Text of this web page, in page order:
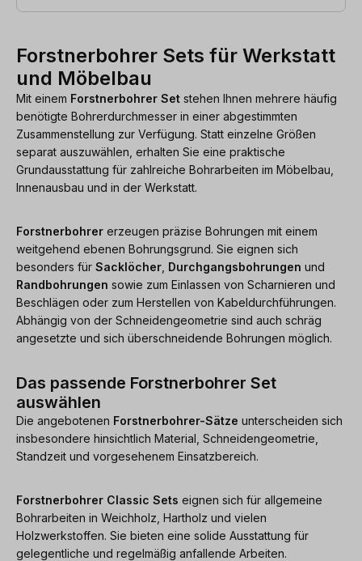
Forstnerbohrer Sets für Werkstatt
und Möbelbau
Mit einem Forstnerbohrer Set stehen Ihnen mehrere häufig
benötigte Bohrerdurchmesser in einer abgestimmten
Zusammenstellung zur Verfügung. Statt einzelne Größen
separat auszuwählen, erhalten Sie eine praktische
Grundausstattung für zahlreiche Bohrarbeiten im Möbelbau,
Innenausbau und in der Werkstatt.
Forstnerbohrer erzeugen präzise Bohrungen mit einem
weitgehend ebenen Bohrungsgrund. Sie eignen sich
besonders für Sacklöcher Durchgangsbohrungen und
Randbohrungen sowie zum Einlassen von Scharnieren und
Beschlägen oder zum Herstellen von Kabeldurchführungen.
Abhängig von der Schneidengeometrie sind auch schräg
angesetzte und sich überschneidende Bohrungen möglich.
Das passende Forstnerbohrer Set
auswählen
Die angebotenen Forstnerbohrer-Sätze unterscheiden sich
insbesondere hinsichtlich Material, Schneidengeometrie,
Standzeit und vorgesehenem Einsatzbereich.
Forstnerbohrer Classic Sets eignen sich für allgemeine
Bohrarbeiten in Weichholz, Hartholz und vielen
Holzwerkstoffen. Sie bieten eine solide Ausstattung für
gelegentliche und regelmäßig anfallende Arbeiten.